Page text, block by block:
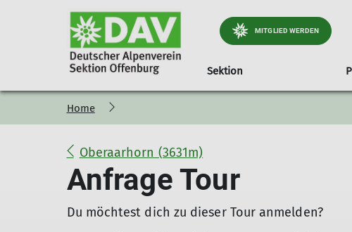
MITGLIED WERDEN
Sektion
Geschäftsstelle
Materialverleih
Kindergeburtstag
Mitglied werden
Kursübersicht
Hinweise
Praxiskurse
Kletter und Boulderkurse
Jugend
Jugendprogramm
Wer ist die JDAV
Kinder- und Jugendtraining
Preise und Infos Ortsgruppe Nordrach
Portrait
Home
Oberaarhorn (3631m)
Anfrage Tour
Du möchtest dich zu dieser Tour anmelden?